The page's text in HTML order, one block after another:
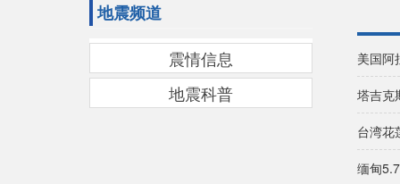
地震频道
震情信息
地震科普
美国阿
塔吉克
台湾花
缅甸